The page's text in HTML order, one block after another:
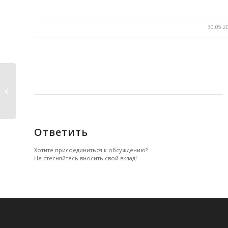
/
Ответить
Хотите присоединиться к обсуждению?
Не стесняйтесь вносить свой вклад!